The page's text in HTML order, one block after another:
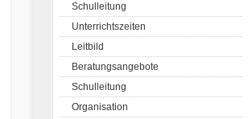
Schulleitung
Unterrichtszeiten
Leitbild
Beratungsangebote
Schulleitung
Organisation